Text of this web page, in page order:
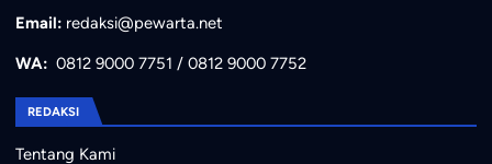
Email: redaksi@pewarta.net
WA: 0812 9000 7751 / 0812 9000 7752
REDAKSI
Tentang Kami